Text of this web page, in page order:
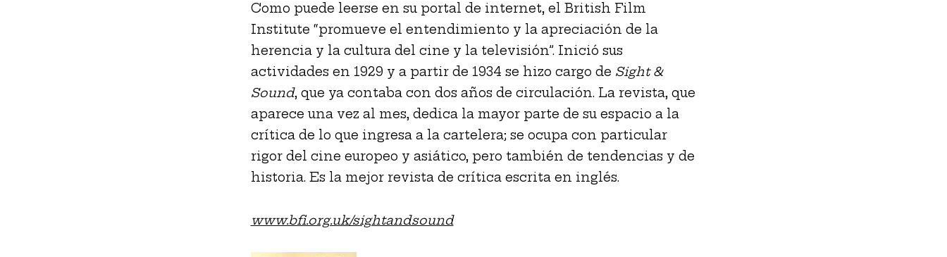
Como puede leerse en su portal de internet, el British Film
Institute “promueve el entendimiento y la apreciación de la
herencia y la cultura del cine y la televisión”. Inició sus
actividades en 1929 y a partir de 1934 se hizo cargo de Sight &
Sound, que ya contaba con dos años de circulación. La revista, que
aparece una vez al mes, dedica la mayor parte de su espacio a la
crítica de lo que ingresa a la cartelera; se ocupa con particular
rigor del cine europeo y asiático, pero también de tendencias y de
historia. Es la mejor revista de crítica escrita en inglés.
www.bfi.org.uk/sightandsound